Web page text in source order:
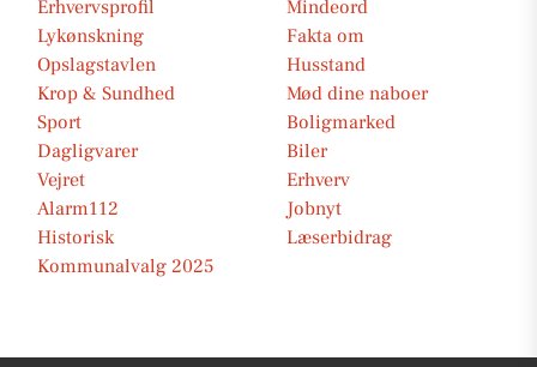
Erhvervsprofil
Mindeord
Lykønskning
Fakta om
Opslagstavlen
Husstand
Krop & Sundhed
Mød dine naboer
Sport
Boligmarked
Dagligvarer
Biler
Vejret
Erhverv
Alarm112
Jobnyt
Historisk
Læserbidrag
Kommunalvalg 2025